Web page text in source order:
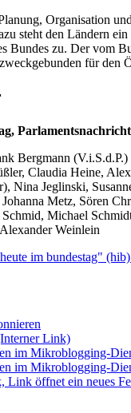
Organisation
steht den Ländern ein
Bundes zu. Der vom
für den
Bergmann (V.i.S.d.P.)
Claudia Heine,
Nina Jeglinski,
Metz, Sören
Michael
Weinlein
im bundestag" (hib)
Link)
im Mikroblogging-
im Mikroblogging-
Link öffnet ein neues